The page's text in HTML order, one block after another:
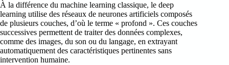
À la différence du machine learning classique, le deep
learning utilise des réseaux de neurones artificiels composés
de plusieurs couches, d’où le terme « profond ». Ces couches
successives permettent de traiter des données complexes,
comme des images, du son ou du langage, en extrayant
automatiquement des caractéristiques pertinentes sans
intervention humaine.